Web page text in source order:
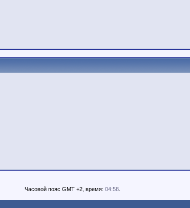
Часовой пояс GMT +2, время: 04:58.